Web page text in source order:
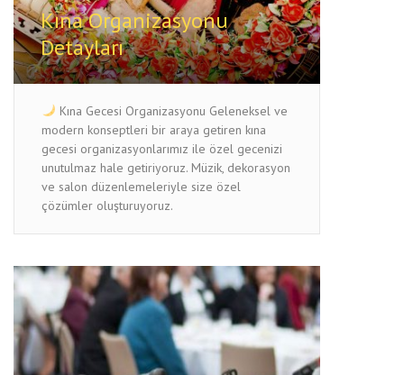
Kına Organizasyonu
Detayları
Kına Gecesi Organizasyonu Geleneksel ve
modern konseptleri bir araya getiren kına
gecesi organizasyonlarımız ile özel gecenizi
unutulmaz hale getiriyoruz. Müzik, dekorasyon
ve salon düzenlemeleriyle size özel
çözümler oluşturuyoruz.